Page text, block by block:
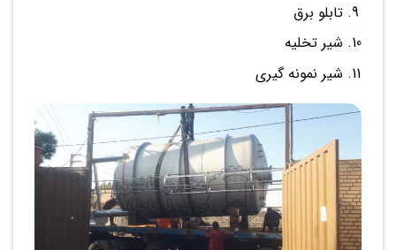
تابلو برق
شیر تخلیه
شیر نمونه گیری